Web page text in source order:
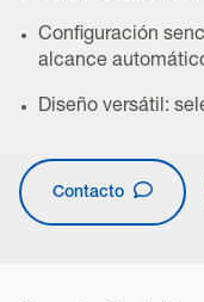
Configuración
alcance
Diseño versátil:
Contacto